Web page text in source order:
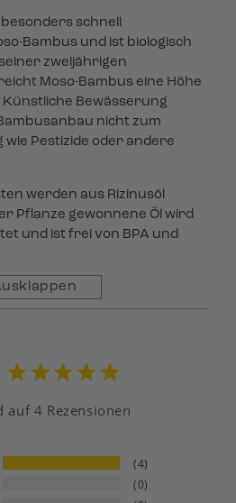
schnell
Bambus und ist biologisch
zweijährigen
Moso-Bambus eine Höhe
Bewässerung
nicht zum
wie Pestizide oder andere
werden aus Rizinusöl
Pflanze gewonnene Öl wird
und ist frei von BPA und
sind auch die lösemittelfreien
AURO, welche
auf 4 Rezensionen
4
0